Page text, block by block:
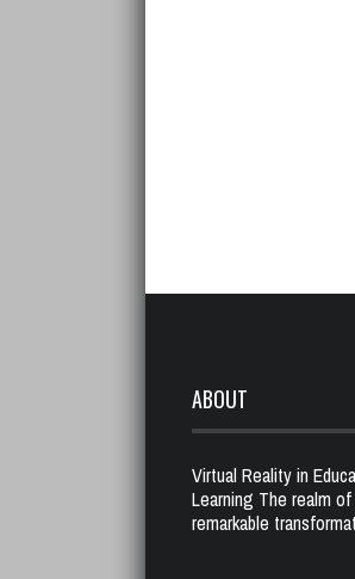
ABOUT
Virtual Reality in
Learning The realm
remarkable